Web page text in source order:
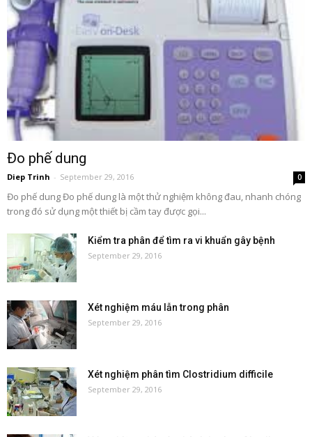
Đo phế dung
Diep Trinh - September 29, 2016 0
Đo phế dung Đo phế dung là một thử nghiệm không đau, nhanh chóng
trong đó sử dụng một thiết bị cầm tay được gọi...
Kiểm tra phân để tìm ra vi khuẩn gây bệnh
September 29, 2016
Xét nghiệm máu lẫn trong phân
September 29, 2016
Xét nghiệm phân tìm Clostridium difficile
September 29, 2016